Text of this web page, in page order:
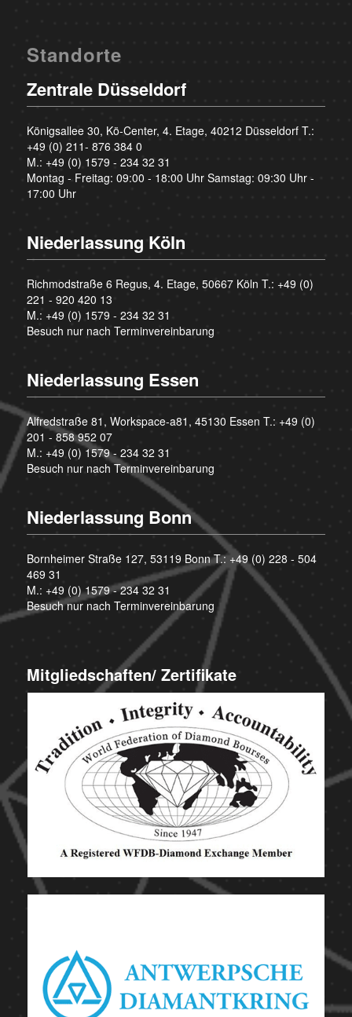
Standorte
Zentrale Düsseldorf
Königsallee 30, Kö-Center, 4. Etage, 40212 Düsseldorf T.:
+49 (0) 211- 876 384 0
M.: +49 (0) 1579 - 234 32 31
Montag - Freitag: 09:00 - 18:00 Uhr Samstag: 09:30 Uhr -
17:00 Uhr
Niederlassung Köln
Richmodstraße 6 Regus, 4. Etage, 50667 Köln T.: +49 (0)
221 - 920 420 13
M.: +49 (0) 1579 - 234 32 31
Besuch nur nach Terminvereinbarung
Niederlassung Essen
Alfredstraße 81, Workspace-a81, 45130 Essen T.: +49 (0)
201 - 858 952 07
M.: +49 (0) 1579 - 234 32 31
Besuch nur nach Terminvereinbarung
Niederlassung Bonn
Bornheimer Straße 127, 53119 Bonn T.:+49 (0) 228 - 504
469 31
M.: +49 (0) 1579 - 234 32 31
Besuch nur nach Terminvereinbarung
Mitgliedschaften/ Zertifikate